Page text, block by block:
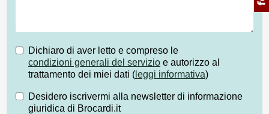
Dichiaro di aver letto e compreso le
condizioni generali del servizio e autorizzo al
trattamento dei miei dati ( leggi informativa)
Desidero iscrivermi alla newsletter di informazione
giuridica di Brocardi.it